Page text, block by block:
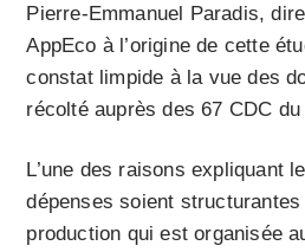
Pierre-Emmanuel Paradis,
AppEco à l’origine de cette
constat limpide à la vue des
récolté auprès des 67 CDC du
L’une des raisons expliquant
dépenses soient
production qui est organisée